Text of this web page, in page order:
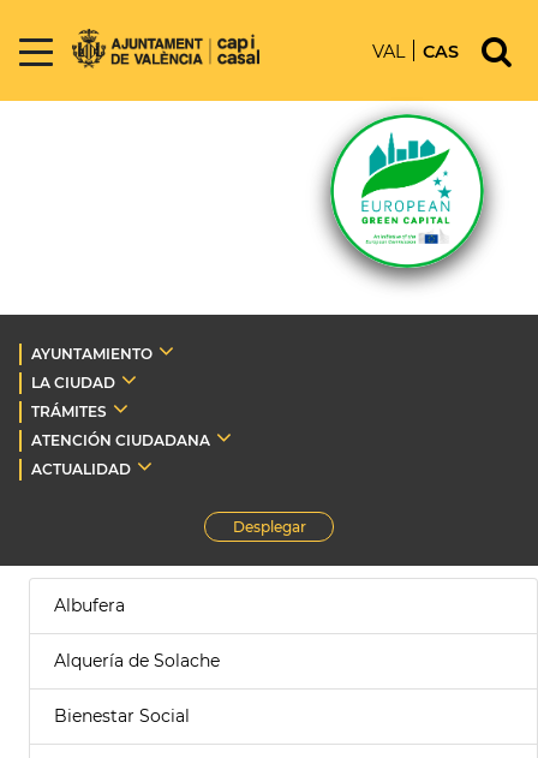
VAL CAS
AYUNTAMIENTO
LA CIUDAD
TRÁMITES
ATENCIÓN CIUDADANA
ACTUALIDAD
Desplegar
Albufera
Alquería de Solache
Bienestar Social